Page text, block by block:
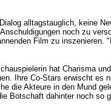
alltagstauglich, keine
noch zu
Film zu
hat Charisma
Ihre Co-Stars erwischt
die Akteure in den Mund
Botschaft dahinter noch so